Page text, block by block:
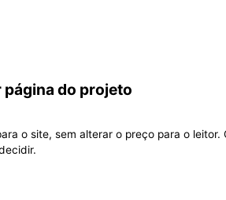
página do projeto
o site, sem alterar o preço para o leitor.